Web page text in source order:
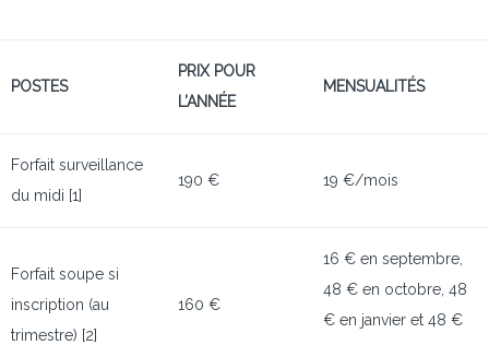
POSTES
PRIX POUR
L’ANNÉE
MENSUALITÉS
Forfait surveillance
du midi [1]
190 € 19 €/mois
Forfait soupe si
inscription (au
trimestre) [2]
160 €
16 € en septembre,
48 € en octobre, 48
€ en janvier et 48 €